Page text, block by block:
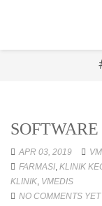
APR 03, 2019
FARMASI, KLINIK
KLINIK, VMEDIS
NO COMMENTS YET